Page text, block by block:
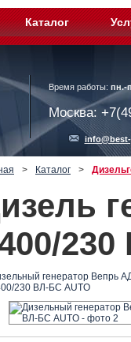
Каталог
Время работы: пн.-
Москва:
> Каталог >